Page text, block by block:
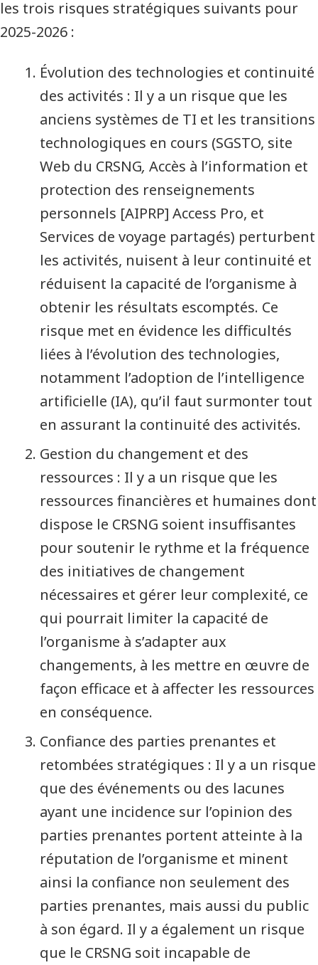
les trois risques stratégiques suivants pour
2025-2026 :
Évolution des technologies et continuité
des activités : Il y a un risque que les
anciens systèmes de TI et les transitions
technologiques en cours (SGSTO, site
Web du CRSNG, Accès à l’information et
protection des renseignements
personnels [AIPRP] Access Pro, et
Services de voyage partagés) perturbent
les activités, nuisent à leur continuité et
réduisent la capacité de l’organisme à
obtenir les résultats escomptés. Ce
risque met en évidence les difficultés
liées à l’évolution des technologies,
notamment l’adoption de l’intelligence
artificielle (IA), qu’il faut surmonter tout
en assurant la continuité des activités.
Gestion du changement et des
ressources : Il y a un risque que les
ressources financières et humaines dont
dispose le CRSNG soient insuffisantes
pour soutenir le rythme et la fréquence
des initiatives de changement
nécessaires et gérer leur complexité, ce
qui pourrait limiter la capacité de
l’organisme à s’adapter aux
changements, à les mettre en œuvre de
façon efficace et à affecter les ressources
en conséquence.
Confiance des parties prenantes et
retombées stratégiques : Il y a un risque
que des événements ou des lacunes
ayant une incidence sur l’opinion des
parties prenantes portent atteinte à la
réputation de l’organisme et minent
ainsi la confiance non seulement des
parties prenantes, mais aussi du public
à son égard. Il y a également un risque
que le CRSNG soit incapable de